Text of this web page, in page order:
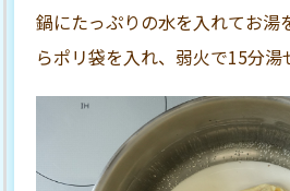
鍋にたっぷりの水を入れてお湯
らポリ袋を入れ、弱火で15分湯